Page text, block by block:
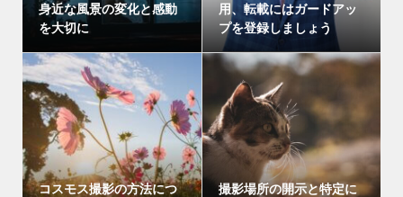
身近な風景の変化と感動
を大切に
用、転載にはガードアッ
プを登録しましょう
コスモス撮影の方法につ
撮影場所の開示と特定に